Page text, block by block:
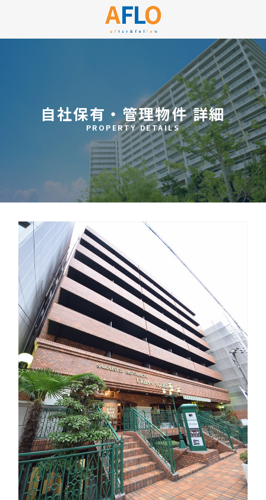
自社保有・管理物件 詳細
PROPERTY DETAILS